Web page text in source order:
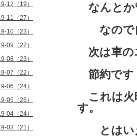
なんとか
なので
次は車の
節約です
これは火
す。
とはいえ
12（19）
11（27）
10（23）
09（22）
08（23）
07（22）
06（24）
05（26）
04（24）
03（21）